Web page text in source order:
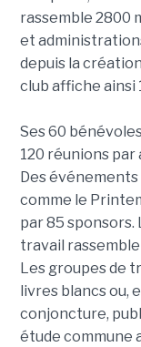
rassemble 2800
et
depuis la
club affiche ainsi
Ses 60
120 réunions
Des
comme le
par 85 sponsors.
travail
Les groupes de
livres blancs ou,
conjoncture,
étude commune